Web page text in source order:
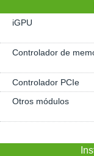
iGPU
Controlador de
Controlador PCIe
Otros módulos